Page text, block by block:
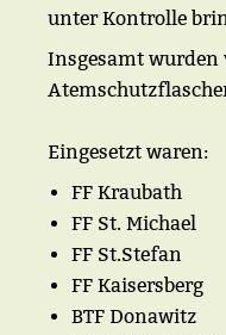
unter Kontrolle
Insgesamt wurden
Eingesetzt waren:
FF Kraubath
FF St. Michael
FF St.Stefan
FF Kaisersberg
BTF Donawitz